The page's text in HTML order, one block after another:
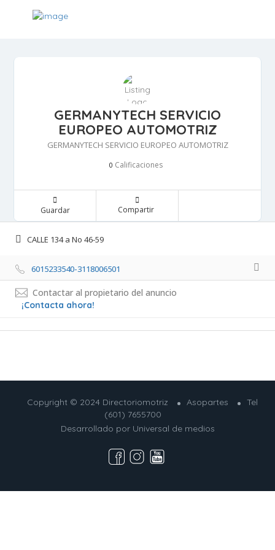
GERMANYTECH SERVICIO
EUROPEO AUTOMOTRIZ
GERMANYTECH SERVICIO EUROPEO AUTOMOTRIZ
0 Calificaciones
Guardar Compartir
CALLE 134 a No 46-59
6015233540-3118006501
Contactar al propietario del anuncio
¡Contacta ahora!
Copyright © 2024 Directoriomotriz Asopartes
Tel
(601) 7655700
Desarrollado por Universal de medios